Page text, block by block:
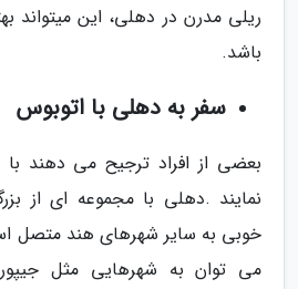
ریلی مدرن در دهلی، این میتواند
باشد.
سفر به دهلی با اتوبوس
بعضی از افراد ترجیح می دهند
نمایند .دهلی با مجموعه ای از
خوبی به سایر شهرهای هند متصل
می توان به شهرهایی مثل جیپور،